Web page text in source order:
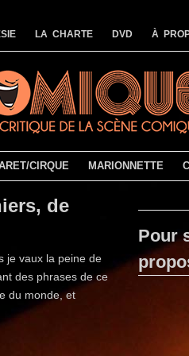
LA CHARTE DVD À
CIRQUE MARIONNETTE
de
je vaux la peine de
des phrases de ce
du monde, et
Pour